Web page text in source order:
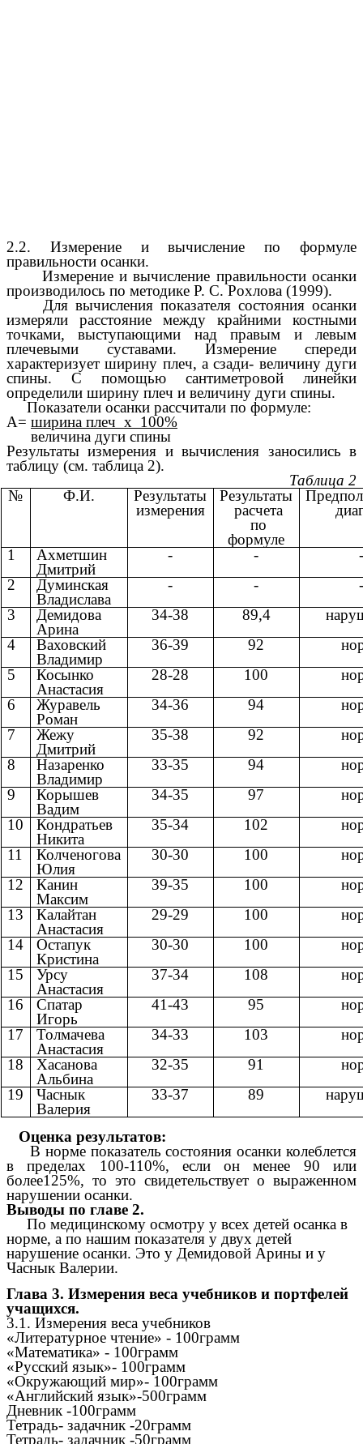
2.2. Измерение и вычисление по формуле
правильности осанки.
Измерение и вычисление правильности осанки
производилось по методике Р. С. Рохлова (1999).
Для вычисления показателя состояния осанки
измеряли расстояние между крайними костными
точками, выступающими над правым и левым
плечевыми суставами. Измерение спереди
характеризует ширину плеч, а сзади- величину дуги
спины. С помощью сантиметровой линейки
определили ширину плеч и величину дуги спины.
Показатели осанки рассчитали по формуле:
А= ширина плеч х 100%
величина дуги спины
Результаты измерения и вычисления заносились в
таблицу (см. таблица 2).
Таблица 2
№
Ф.И.
Результаты
измерения
Результаты
расчета
по
формуле
1
Ахметшин
Дмитрий
- -
2
Думинская
Владислава
- -
3
Демидова
Арина
34-38 89,4
4
Ваховский
Владимир
36-39 92
5
Косынко
Анастасия
28-28 100
6
Журавель
Роман
34-36 94
7
Жежу
Дмитрий
35-38 92
8
Назаренко
Владимир
33-35 94
9
Корышев
Вадим
34-35 97
10
Кондратьев
Никита
35-34 102
11
Колченогова
Юлия
30-30 100
12
Канин
Максим
39-35 100
13
Калайтан
Анастасия
29-29 100
14
Остапук
Кристина
30-30 100
15
Урсу
Анастасия
37-34 108
16
Спатар
Игорь
41-43 95
17
Толмачева
Анастасия
34-33 103
18
Хасанова
Альбина
32-35 91
19
Часнык
Валерия
33-37 89
Оценка результатов:
В норме показатель состояния осанки колеблется
в пределах 100-110%, если он менее 90 или
более125%, то это свидетельствует о выраженном
нарушении осанки.
Выводы по главе 2.
По медицинскому осмотру у всех детей осанка в
норме, а по нашим показателя у двух детей
нарушение осанки. Это у Демидовой Арины и у
Часнык Валерии.
Глава 3. Измерения веса учебников и портфелей
учащихся.
3.1. Измерения веса учебников
«Литературное чтение» - 100грамм
«Математика» - 100грамм
«Русский язык»- 100грамм
«Окружающий мир»- 100грамм
«Английский язык»-500грамм
Дневник -100грамм
Тетрадь- задачник -20грамм
Тетрадь- задачник -50грамм